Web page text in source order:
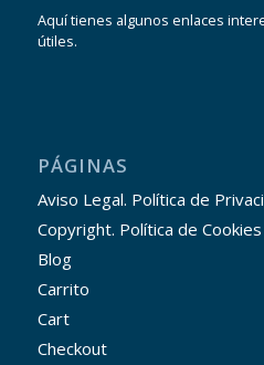
Aquí tienes algunos enlaces
útiles.
PÁGINAS
Aviso Legal. Política de
Copyright. Política de Cookies
Blog
Carrito
Cart
Checkout